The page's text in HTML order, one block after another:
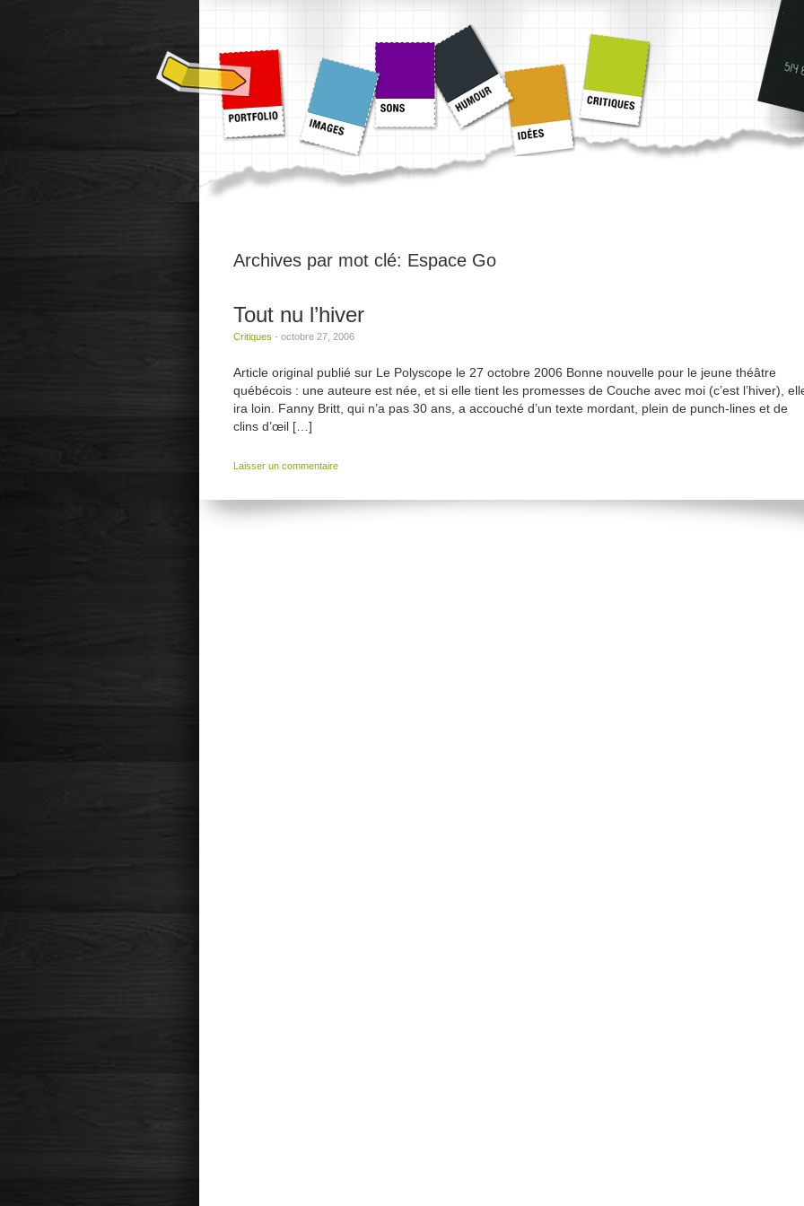
Archives par mot clé: Espace Go
Tout nu l’hiver
Critiques - octobre 27, 2006
Article original publié sur Le Polyscope le 27 octobre 2006 Bonne nouvelle pour le jeune théâtre
québécois : une auteure est née, et si elle tient les promesses de Couche avec moi (c’est l’hiver),
ira loin. Fanny Britt, qui n’a pas 30 ans, a accouché d’un texte mordant, plein de punch-lines et de
clins d’œil […]
Laisser un commentaire